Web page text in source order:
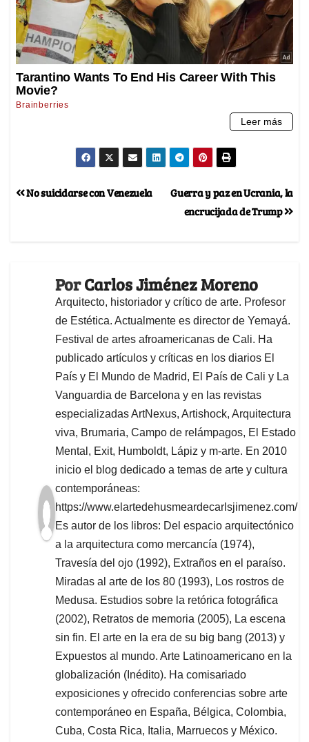
Guerra y paz en Ucrania, la
encrucijada de Trump
No suicidarse con Venezuela
PorCarlos Jiménez Moreno
Arquitecto, historiador y crítico de arte. Profesor
de Estética. Actualmente es director de Yemayá.
Festival de artes afroamericanas de Cali. Ha
publicado artículos y críticas en los diarios El
País y El Mundo de Madrid, El País de Cali y La
Vanguardia de Barcelona y en las revistas
especializadas ArtNexus, Artishock, Arquitectura
viva, Brumaria, Campo de relámpagos, El Estado
Mental, Exit, Humboldt, Lápiz y m-arte. En 2010
inicio el blog dedicado a temas de arte y cultura
contemporáneas:
https://www.elartedehusmeardecarlsjimenez.com/
Es autor de los libros: Del espacio arquitectónico
a la arquitectura como mercancía (1974),
Travesía del ojo (1992), Extraños en el paraíso.
Miradas al arte de los 80 (1993), Los rostros de
Medusa. Estudios sobre la retórica fotográfica
(2002), Retratos de memoria (2005), La escena
sin fin. El arte en la era de su big bang (2013) y
Expuestos al mundo. Arte Latinoamericano en la
globalización (Inédito). Ha comisariado
exposiciones y ofrecido conferencias sobre arte
contemporáneo en España, Bélgica, Colombia,
Cuba, Costa Rica, Italia, Marruecos y México.